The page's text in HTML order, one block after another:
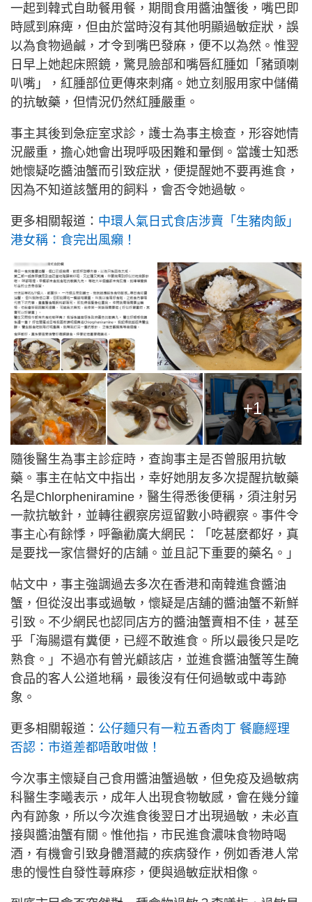
一起到韓式自助餐用餐，期間食用醬油蟹後，嘴巴即
時感到麻痺，但由於當時沒有其他明顯過敏症狀，誤
以為食物過鹹，才令到嘴巴發麻，便不以為然。惟翌
日早上她起床照鏡，驚見臉部和嘴唇紅腫如「豬頭喇
叭嘴」，紅腫部位更傳來刺痛。她立刻服用家中儲備
的抗敏藥，但情況仍然紅腫嚴重。
事主其後到急症室求診，護士為事主檢查，形容她情
況嚴重，擔心她會出現呼吸困難和暈倒。當護士知悉
她懷疑吃醬油蟹而引致症狀，便提醒她不要再進食，
因為不知道該蟹用的飼料，會否令她過敏。
更多相關報道： 中環人氣日式食店涉賣「生豬肉飯」
港女稱：食完出風癩！
+1
隨後醫生為事主診症時，查詢事主是否曾服用抗敏
藥。事主在帖文中指出，幸好她朋友多次提醒抗敏藥
名是Chlorpheniramine，醫生得悉後便稱，須注射另
一款抗敏針，並轉往觀察房逗留數小時觀察。事件令
事主心有餘悸，呼籲勸廣大網民：「吃甚麼都好，真
是要找一家信譽好的店舖。並且記下重要的藥名。」
帖文中，事主強調過去多次在香港和南韓進食醬油
蟹，但從沒出事或過敏，懷疑是店舖的醬油蟹不新鮮
引致。不少網民也認同店方的醬油蟹賣相不佳，甚至
乎「海腸還有糞便，已經不敢進食。所以最後只是吃
熟食。」不過亦有曾光顧該店，並進食醬油蟹等生醃
食品的客人公道地稱，最後沒有任何過敏或中毒跡
象。
更多相關報道： 公仔麵只有一粒五香肉丁 餐廳經理
否認：市道差都唔敢咁做！
今次事主懷疑自己食用醬油蟹過敏，但免疫及過敏病
科醫生李曦表示，成年人出現食物敏感，會在幾分鐘
內有跡象，所以今次進食後翌日才出現過敏，未必直
接與醬油蟹有關。惟他指，市民進食濃味食物時喝
酒，有機會引致身體潛藏的疾病發作，例如香港人常
患的慢性自發性蕁麻疹，便與過敏症狀相像。